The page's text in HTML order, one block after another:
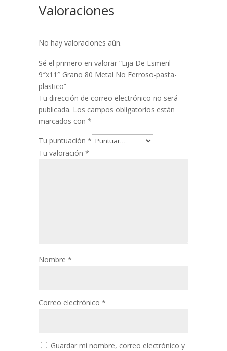
Valoraciones
No hay valoraciones aún.
Sé el primero en valorar “Lija De Esmeril
9″x11″ Grano 80 Metal No Ferroso-pasta-
plastico”
Tu dirección de correo electrónico no será
publicada. Los campos obligatorios están
marcados con *
Tu puntuación *
Tu valoración *
Nombre *
Correo electrónico *
Guardar mi nombre, correo electrónico y